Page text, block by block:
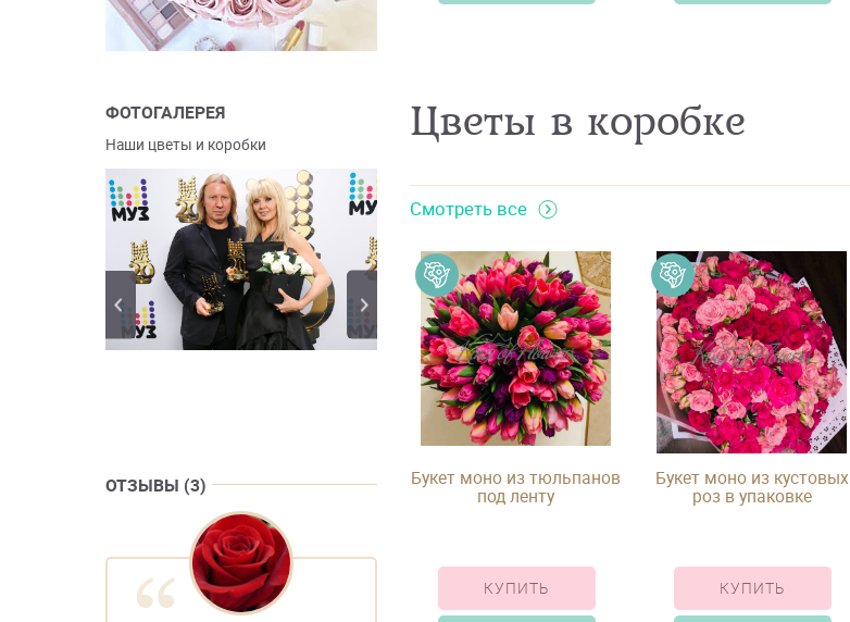
ФОТОГАЛЕРЕЯ
Наши цветы и коробки
ОТЗЫВЫ (3)
Цветы в коробке
Смотреть все
Букет моно из тюльпанов
под ленту
КУПИТЬ
Букет моно из кустовых
роз в упаковке
КУПИТЬ